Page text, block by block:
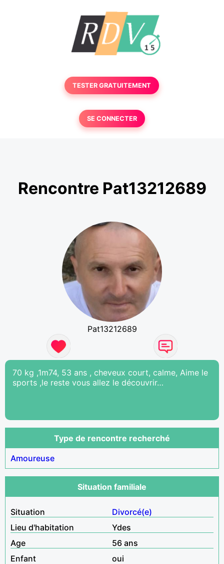
TESTER GRATUITEMENT
SE CONNECTER
Rencontre Pat13212689
Pat13212689
70 kg ,1m74, 53 ans , cheveux court, calme, Aime le
sports ,le reste vous allez le découvrir…
Type de rencontre recherché
Amoureuse
Situation familiale
Situation
Divorcé(e)
Lieu d'habitation
Ydes
Age
56 ans
Enfant
oui